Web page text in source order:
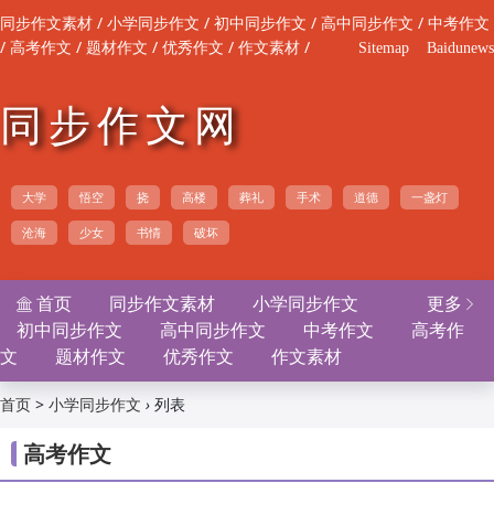
同步作文素材 / 小学同步作文 / 初中同步作文 / 高中同步作文 / 中考作文
/ 高考作文 / 题材作文 / 优秀作文 / 作文素材 / Sitemap Baidunews
同步作文网
大学 悟空 挠 高楼 葬礼 手术 道德 一盏灯
沧海 少女 书情 破坏
更多 
 首页 同步作文素材
小学同步作文
初中同步作文
高中同步作文 中考作文
高考作
文
题材作文 优秀作文 作文素材
首页 > 小学同步作文 › 列表
高考作文